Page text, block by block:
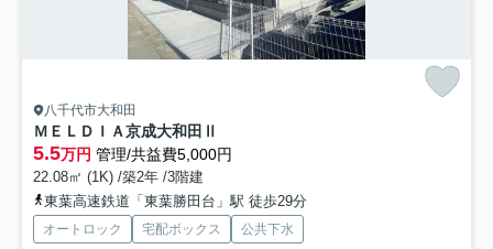
八千代市大和田
ＭＥＬＤＩＡ京成大和田Ⅱ
5.5万円 管理/共益費5,000円
22.08㎡ (1K) /築2年 /3階建
東葉高速鉄道「東葉勝田台」駅 徒歩29分
オートロック 宅配ボックス 公共下水